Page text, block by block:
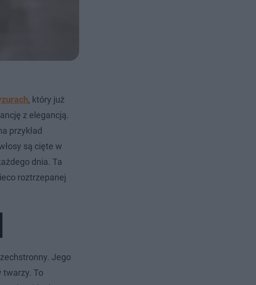
, który już
z elegancją.
przykład
są cięte w
dnia. Ta
roztrzepanej
Jego
twarzy. To